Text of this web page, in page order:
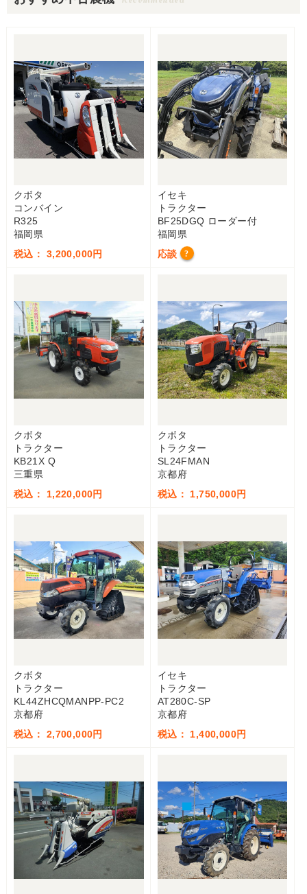
クボタ
コンバイン
R325
福岡県
税込： 3,200,000円
イセキ
トラクター
BF25DGQ ローダー付
福岡県
応談
?
クボタ
トラクター
KB21X Q
三重県
税込： 1,220,000円
クボタ
トラクター
SL24FMAN
京都府
税込： 1,750,000円
クボタ
トラクター
KL44ZHCQMANPP-PC2
京都府
税込： 2,700,000円
イセキ
トラクター
AT280C-SP
京都府
税込： 1,400,000円